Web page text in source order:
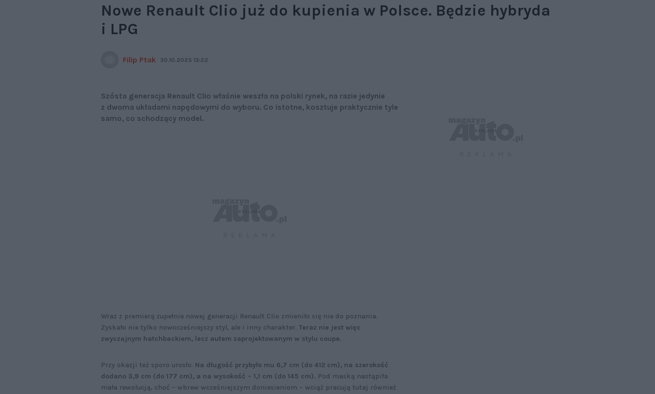
Nowe Renault Clio już do kupienia w Polsce. Będzie hybryda
i LPG
Filip Ptak 30.10.2025 13:22
Szósta generacja Renault Clio właśnie weszła na polski rynek, na razie jedynie
z dwoma układami napędowymi do wyboru. Co istotne, kosztuje praktycznie tyle
samo, co schodzący model.
Wraz z premierą zupełnie nowej generacji Renault Clio zmieniło się nie do poznania.
Zyskało nie tylko nowocześniejszy styl, ale i inny charakter. Teraz nie jest więc
zwyczajnym hatchbackiem, lecz autem zaprojektowanym w stylu coupe.
Przy okazji też sporo urosło. Na długość przybyło mu 6,7 cm (do 412 cm), na szerokość
dodano 3,9 cm (do 177 cm), a na wysokość – 1,1 cm (do 145 cm). Pod maską nastąpiła
mała rewolucją, choć – wbrew wcześniejszym doniesieniom – wciąż pracują tutaj również